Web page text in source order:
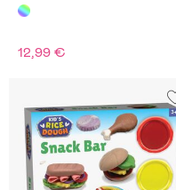
12,99 €